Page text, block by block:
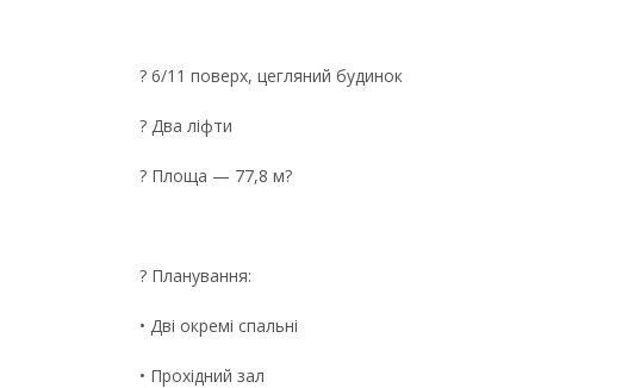
? 6/11 поверх, цегляний будинок
? Два ліфти
? Площа — 77,8 м?
? Планування:
• Дві окремі спальні
• Прохідний зал